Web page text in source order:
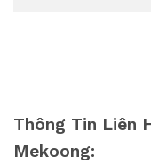
Thông Tin Liên
Mekoong: